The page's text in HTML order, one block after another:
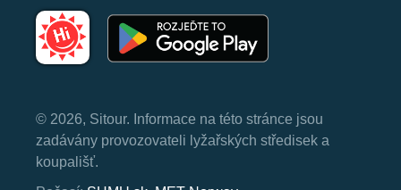
© 2026, Sitour. Informace na této stránce jsou
zadávány provozovateli lyžařských středisek a
koupališť.